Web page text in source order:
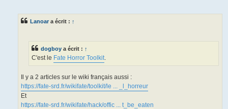
Lanoar a écrit : ↑
dogboy a écrit : ↑
C'est le Fate Horror Toolkit.
Il y a 2 articles sur le wiki français aussi :
https://fate-srd.fr/wikifate/toolkit/le ... _l_horreur
Et
https://fate-srd.fr/wikifate/hack/offic ... t_be_eaten